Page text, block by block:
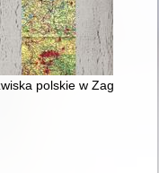
onomastyczno-
polskie w Zagłębiu